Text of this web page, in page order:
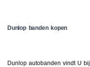
Dunlop banden kopen
Dunlop autobanden vindt U